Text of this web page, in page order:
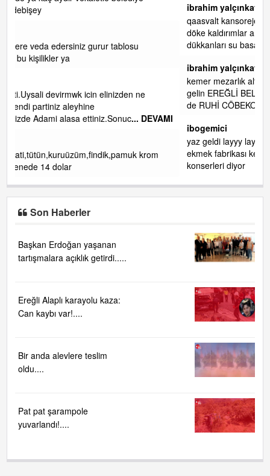
ibrahim yalçınkaya
qaasvalt kansorejen madde mahalle aralarında asvalt döke
döke kaldırımlar ana yoldan aşağıda kaldı bi yağmurda
dükkanları su basacak ma... DEVAMI
ibrahim yalçınkaya
kemer mezarlık altı CİĞİRLİK deniz kenarına giden yola
gelin EREĞLİ BELEDİYESİ o boruları zamanında tüm ereğli
de RUHİ CÖBEKOĞLU
yaz geldi layyy layyy layy lom festivalleri başladı biz halk
ekmek fabrikası kent lokantası diyoruz ağacum yaz
konserleri diyor
Son Haberler
Başkan Erdoğan yaşanan
tartışmalara açıklık getirdi.....
Ereğli Alaplı karayolu kaza:
Can kaybı var!....
Bir anda alevlere teslim
oldu....
Pat pat şarampole
yuvarlandı!....